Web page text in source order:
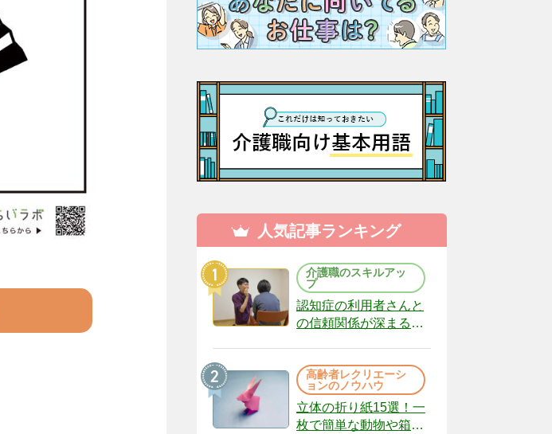
人気記事ランキング
介護職のスキルアッ
プ
認知症の利用者さんと
の信頼関係が深まる声
（22）
高齢者レクリエーシ
ョンのノウハウ
立体の折り紙15選！一
枚で簡単な動物や箱、